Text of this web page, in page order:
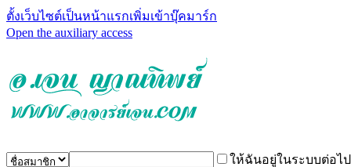
ตั้งเว็บไซต์เป็นหน้าแรกเพิ่มเข้าบุ๊คมาร์ก
Open the auxiliary access
ให้ฉันอยู่ในระบบต่อไป